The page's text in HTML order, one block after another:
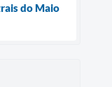
do Maio